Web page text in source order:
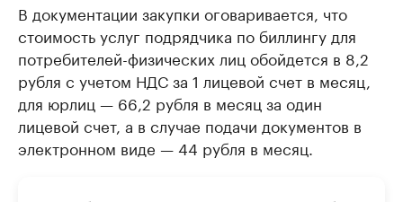
В документации закупки оговаривается, что
стоимость услуг подрядчика по биллингу для
потребителей-физических лиц обойдется в 8,2
рубля с учетом НДС за 1 лицевой счет в месяц,
для юрлиц — 66,2 рубля в месяц за один
лицевой счет, а в случае подачи документов в
электронном виде — 44 рубля в месяц.